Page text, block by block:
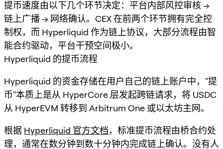
提币速度由以下几个环节决定：平台内部风控审核 →
链上广播 → 网络确认。CEX 在前两个环节拥有完全控
制权，而 Hyperliquid 作为链上协议，大部分流程由智
能合约驱动，平台干预空间极小。
Hyperliquid 的提币流程
Hyperliquid 的资金存储在用户自己的链上账户中，"提
币"本质上是从 HyperCore 层发起跨链请求，将 USDC
从 HyperEVM 转移到 Arbitrum One 或以太坊主网。
根据 Hyperliquid 官方文档，标准提币流程由桥合约处
理，通常在数分钟到数十分钟内完成链上确认。没有人